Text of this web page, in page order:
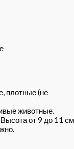
плотные (не
животные.
от 9 до 11